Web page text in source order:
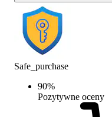
Safe_purchase
90%
Pozytywne oceny